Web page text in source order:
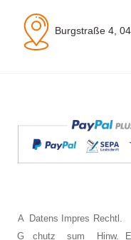
Burgstraße 4,
A
G
Datens
chutz
Impres
sum
Rechtl.
Hinw.